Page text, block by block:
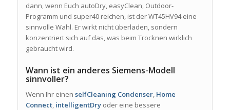
dann, wenn Euch autoDry, easyClean, Outdoor-
Programm und super40 reichen, ist der WT45HV94 eine
sinnvolle Wahl. Er wirkt nicht überladen, sondern
konzentriert sich auf das, was beim Trocknen wirklich
gebraucht wird.
Wann ist ein anderes Siemens-Modell
sinnvoller?
Wenn Ihr einen selfCleaning Condenser, Home
Connect, intelligentDryoder eine bessere